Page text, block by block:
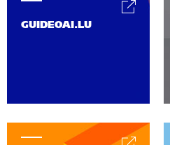
GUIDEOAI.LU